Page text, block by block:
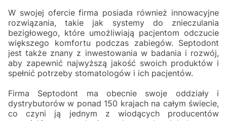
W swojej ofercie firma posiada również innowacyjne
rozwiązania, takie jak systemy do znieczulania
bezigłowego, które umożliwiają pacjentom odczucie
większego komfortu podczas zabiegów. Septodont
jest także znany z inwestowania w badania i rozwój,
aby zapewnić najwyższą jakość swoich produktów i
spełnić potrzeby stomatologów i ich pacjentów.
Firma Septodont ma obecnie swoje oddziały i
dystrybutorów w ponad 150 krajach na całym świecie,
co czyni ją jednym z wiodących producentów